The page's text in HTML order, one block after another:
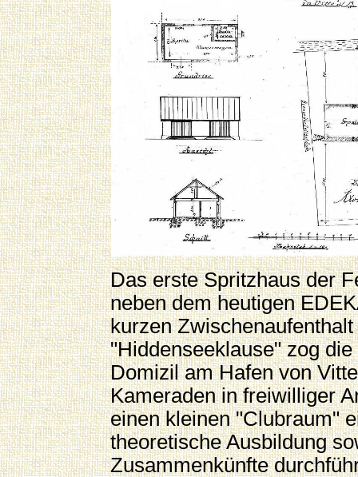
Das erste Spritzhaus der
neben dem heutigen
kurzen
"Hiddenseeklause" zog
Domizil am Hafen von
Kameraden in freiwilliger
einen kleinen "Clubraum"
theoretische Ausbildung
Zusammenkünfte